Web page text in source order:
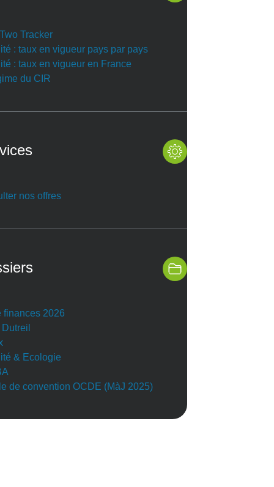
Tracker
: taux en vigueur pays par pays
: taux en vigueur en France
du CIR
nos offres
finances 2026
& Ecologie
de convention OCDE (MàJ 2025)